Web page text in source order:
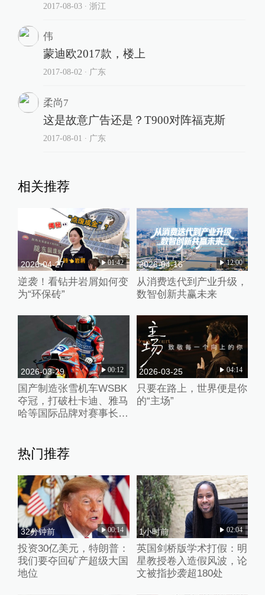
2017-08-03∙ 浙江
伟
蒙迪欧2017款，楼上
2017-08-02 ∙ 广东
柔尚7
这是故意广告还是？T900对阵福克斯
2017-08-01 ∙ 广东
相关推荐
2026-04-27 01:42
逆袭！看钻井岩屑如何变
为“环保砖”
2026-04-16 12:00
从消费迭代到产业升级，
数智创新共赢未来
2026-03-29 00:12
国产制造张雪机车WSBK
夺冠，打破杜卡迪、雅马
哈等国际品牌对赛事长期
2026-03-25 04:14
只要在路上，世界便是你
的“主场”
热门推荐
32分钟前 00:14
投资30亿美元，特朗普：
我们要夺回矿产超级大国
地位
1小时前 02:04
英国剑桥版学术打假：明
星教授卷入造假风波，论
文被指抄袭超180处